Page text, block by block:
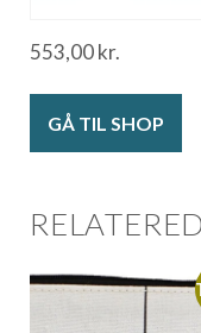
553,00kr.
GÅ TIL SHOP